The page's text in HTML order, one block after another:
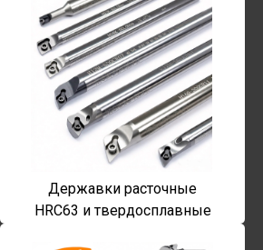
Державки расточные
HRC63 и твердосплавные